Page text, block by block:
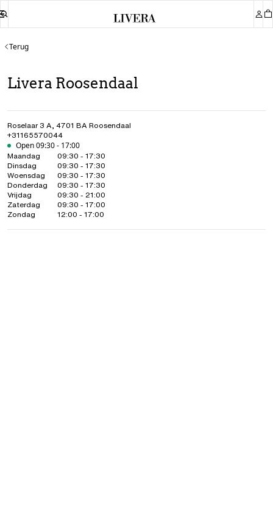
Terug
Livera Roosendaal
Roselaar 3 A, 4701 BA Roosendaal
+31165570044
Open 09:30 - 17:00
Maandag
09:30 - 17:30
Dinsdag
09:30 - 17:30
Woensdag
09:30 - 17:30
Donderdag
09:30 - 17:30
Vrijdag
09:30 - 21:00
Zaterdag
09:30 - 17:00
Zondag
12:00 - 17:00